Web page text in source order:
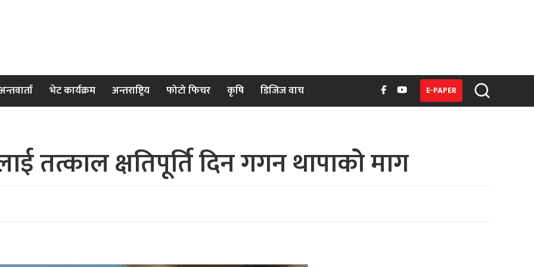
भेट कार्यक्रम अन्तराष्ट्रिय फोटो फिचर कृषि डिजिज वाच E-PAPER
तत्काल क्षतिपूर्ति दिन गगन थापाको माग